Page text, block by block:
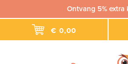
Ontvang 5% extra
€ 0,00